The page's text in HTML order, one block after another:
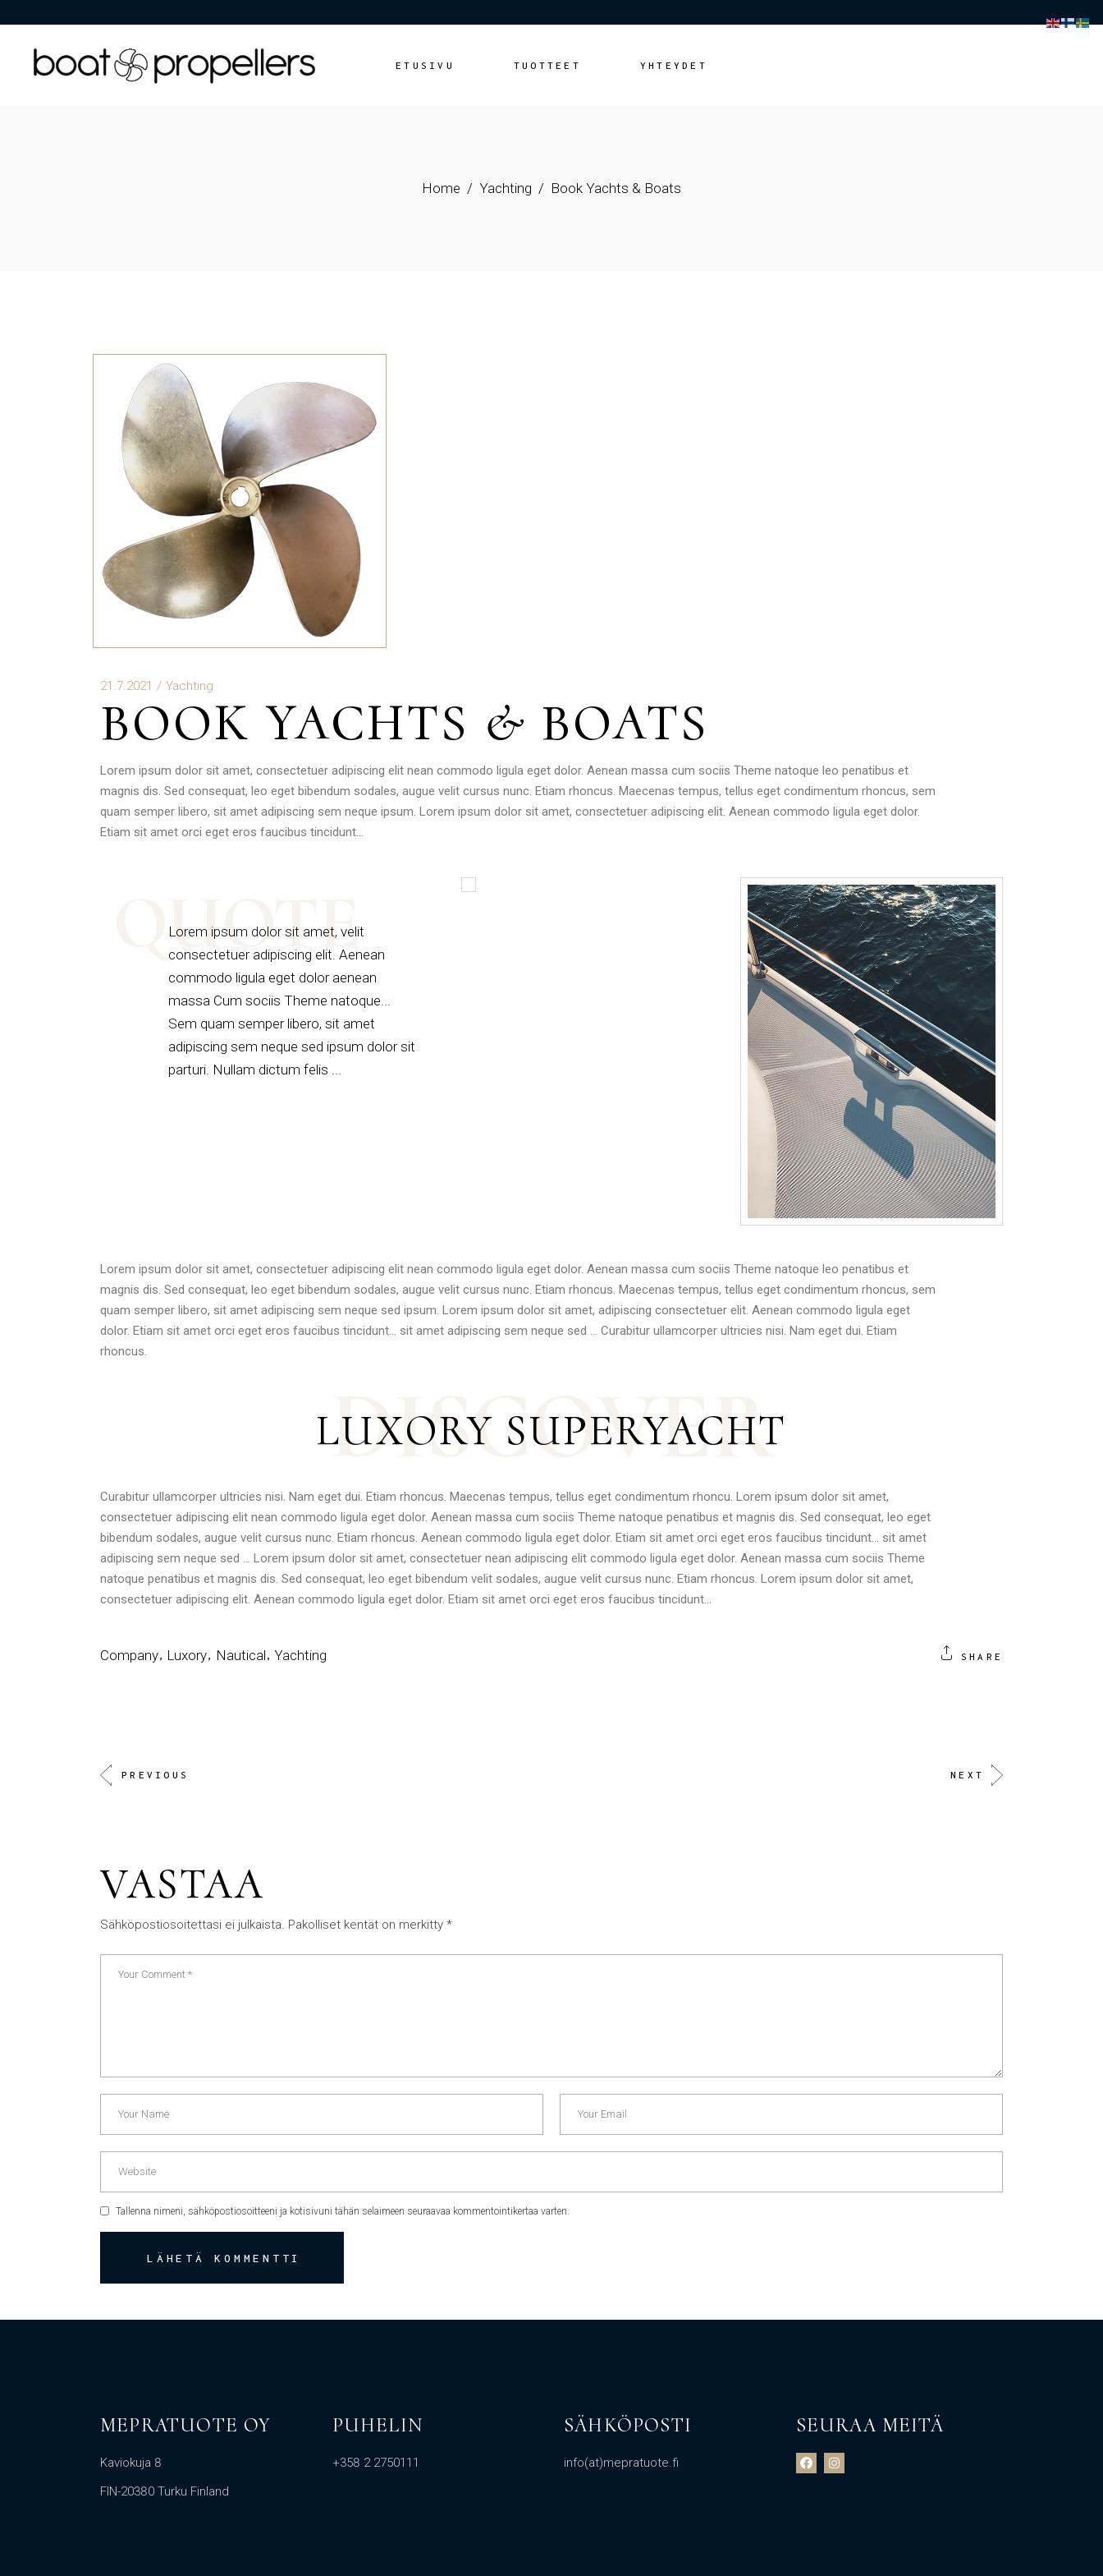
ETUSIVU TUOTTEET YHTEYDET
Home Yachting Book Yachts & Boats
21.7.2021 Yachting
BOOK YACHTS & BOATS
Lorem ipsum dolor sit amet, consectetuer adipiscing elit nean commodo ligula eget dolor. Aenean massa cum sociis Theme natoque leo penatibus et
magnis dis. Sed consequat, leo eget bibendum sodales, augue velit cursus nunc. Etiam rhoncus. Maecenas tempus, tellus eget condimentum rhoncus, sem
quam semper libero, sit amet adipiscing sem neque ipsum. Lorem ipsum dolor sit amet, consectetuer adipiscing elit. Aenean commodo ligula eget dolor.
Etiam sit amet orci eget eros faucibus tincidunt…
QUOTE
Lorem ipsum dolor sit amet, velit
consectetuer adipiscing elit. Aenean
commodo ligula eget dolor aenean
massa Cum sociis Theme natoque...
Sem quam semper libero, sit amet
adipiscing sem neque sed ipsum dolor sit
parturi. Nullam dictum felis ...
Lorem ipsum dolor sit amet, consectetuer adipiscing elit nean commodo ligula eget dolor. Aenean massa cum sociis Theme natoque leo penatibus et
magnis dis. Sed consequat, leo eget bibendum sodales, augue velit cursus nunc. Etiam rhoncus. Maecenas tempus, tellus eget condimentum rhoncus, sem
quam semper libero, sit amet adipiscing sem neque sed ipsum. Lorem ipsum dolor sit amet, adipiscing consectetuer elit. Aenean commodo ligula eget
dolor. Etiam sit amet orci eget eros faucibus tincidunt… sit amet adipiscing sem neque sed … Curabitur ullamcorper ultricies nisi. Nam eget dui. Etiam
rhoncus.
DISCOVER
LUXORY SUPERYACHT
Curabitur ullamcorper ultricies nisi. Nam eget dui. Etiam rhoncus. Maecenas tempus, tellus eget condimentum rhoncu. Lorem ipsum dolor sit amet,
consectetuer adipiscing elit nean commodo ligula eget dolor. Aenean massa cum sociis Theme natoque penatibus et magnis dis. Sed consequat, leo eget
bibendum sodales, augue velit cursus nunc. Etiam rhoncus. Aenean commodo ligula eget dolor. Etiam sit amet orci eget eros faucibus tincidunt… sit amet
adipiscing sem neque sed … Lorem ipsum dolor sit amet, consectetuer nean adipiscing elit commodo ligula eget dolor. Aenean massa cum sociis Theme
natoque penatibus et magnis dis. Sed consequat, leo eget bibendum velit sodales, augue velit cursus nunc. Etiam rhoncus. Lorem ipsum dolor sit amet,
consectetuer adipiscing elit. Aenean commodo ligula eget dolor. Etiam sit amet orci eget eros faucibus tincidunt…
Company Luxory Nautical Yachting SHARE
PREVIOUS NEXT
VASTAA
Sähköpostiosoitettasi ei julkaista. Pakolliset kentät on merkitty *
Tallenna nimeni, sähköpostiosoitteeni ja kotisivuni tähän selaimeen seuraavaa kommentointikertaa varten.
LÄHETÄ KOMMENTTI
MEPRATUOTE OY
Kaviokuja 8
FIN-20380 Turku Finland
PUHELIN
+358 2 2750111
SÄHKÖPOSTI
info(at)mepratuote.fi
SEURAA MEITÄ